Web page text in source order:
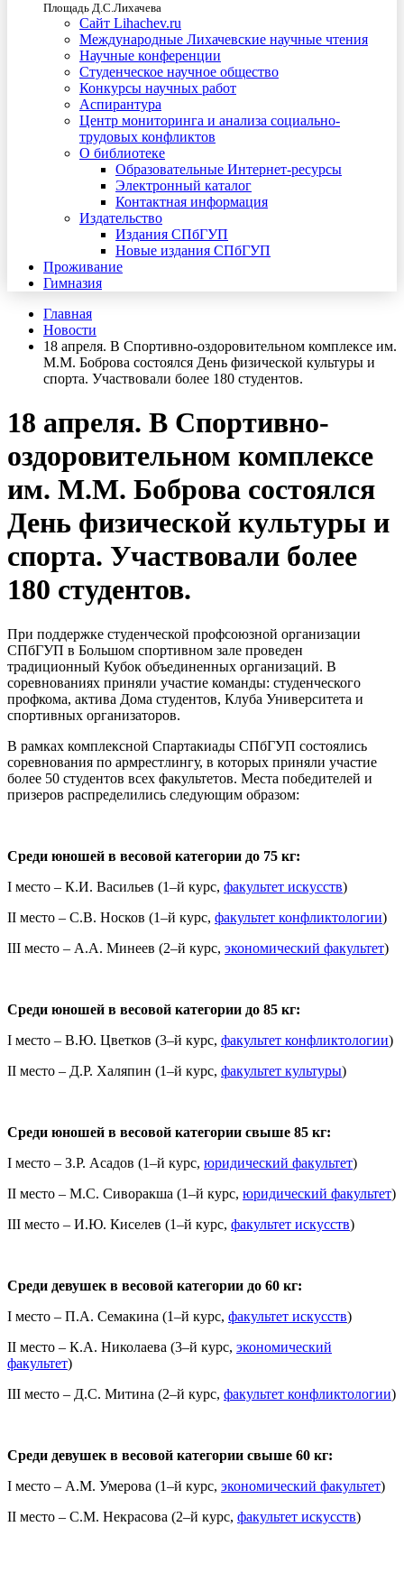
Площадь Д.С.Лихачева
Сайт Lihachev.ru
Международные Лихачевские научные чтения
Научные конференции
Студенческое научное общество
Конкурсы научных работ
Аспирантура
Центр мониторинга и анализа социально-
трудовых конфликтов
О библиотеке
Образовательные Интернет-ресурсы
Электронный каталог
Контактная информация
Издательство
Издания СПбГУП
Новые издания СПбГУП
Проживание
Гимназия
Главная
Новости
18 апреля. В Спортивно-оздоровительном комплексе им.
М.М. Боброва состоялся День физической культуры и
спорта. Участвовали более 180 студентов.
18 апреля. В Спортивно-
оздоровительном комплексе
им. М.М. Боброва состоялся
День физической культуры и
спорта. Участвовали более
180 студентов.
При поддержке студенческой профсоюзной организации
СПбГУП в Большом спортивном зале проведен
традиционный Кубок объединенных организаций. В
соревнованиях приняли участие команды: студенческого
профкома, актива Дома студентов, Клуба Университета и
спортивных организаторов.
В рамках комплексной Спартакиады СПбГУП состоялись
соревнования по армрестлингу, в которых приняли участие
более 50 студентов всех факультетов. Места победителей и
призеров распределились следующим образом:
Среди юношей в весовой категории до 75 кг:
I место – К.И. Васильев (1–й курс, факультет искусств)
II место – С.В. Носков (1–й курс, факультет конфликтологии)
III место – А.А. Минеев (2–й курс, экономический факультет)
Среди юношей в весовой категории до 85 кг:
I место – В.Ю. Цветков (3–й курс, факультет конфликтологии)
II место – Д.Р. Халяпин (1–й курс, факультет культуры)
Среди юношей в весовой категории свыше 85 кг:
I место – З.Р. Асадов (1–й курс, юридический факультет)
II место – М.С. Сиворакша (1–й курс, юридический факультет)
III место – И.Ю. Киселев (1–й курс, факультет искусств)
Среди девушек в весовой категории до 60 кг:
I место – П.А. Семакина (1–й курс, факультет искусств)
II место – К.А. Николаева (3–й курс, экономический
факультет)
III место – Д.С. Митина (2–й курс, факультет конфликтологии)
Среди девушек в весовой категории свыше 60 кг:
I место – А.М. Умерова (1–й курс, экономический факультет)
II место – С.М. Некрасова (2–й курс, факультет искусств)